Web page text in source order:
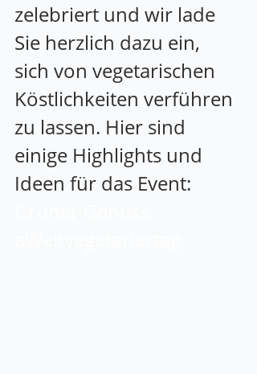
zelebriert und wir lade
Sie herzlich dazu ein,
sich von vegetarischen
Köstlichkeiten verführen
zu lassen. Hier sind
einige Highlights und
Ideen für das Event: